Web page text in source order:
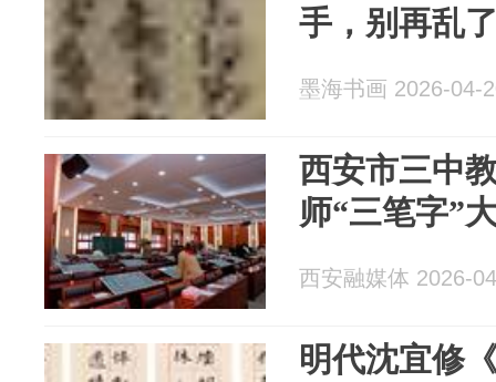
手，别再乱
墨海书画 2026-04-
西安市三中
师“三笔字”
西安融媒体 2026-
明代沈宜修